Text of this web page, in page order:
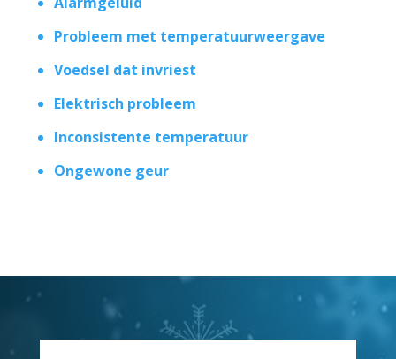
Probleem met temperatuurweergave
Voedsel dat invriest
Elektrisch probleem
Inconsistente temperatuur
Ongewone geur